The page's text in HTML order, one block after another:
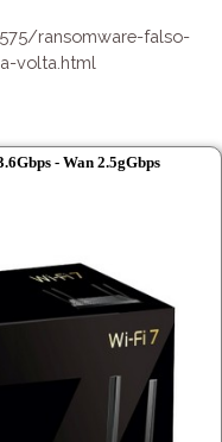
ransomware-falso-
volta.html
- Wan 2.5gGbps